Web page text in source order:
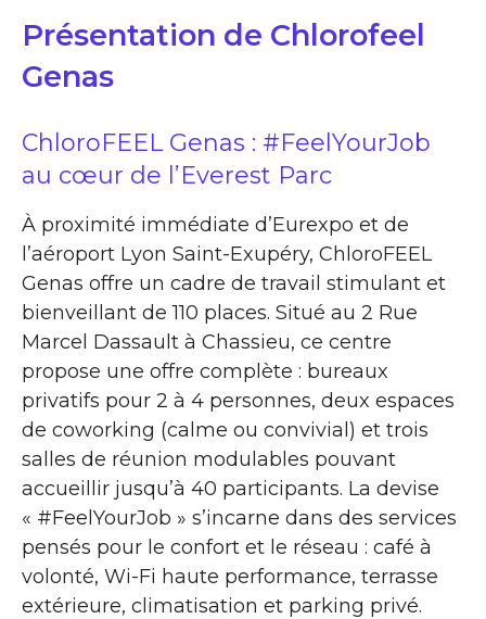
Présentation de Chlorofeel
Genas
ChloroFEEL Genas : #FeelYourJob
au cœur de l’Everest Parc
À proximité immédiate d’Eurexpo et de
l’aéroport Lyon Saint-Exupéry, ChloroFEEL
Genas offre un cadre de travail stimulant et
bienveillant de 110 places. Situé au 2 Rue
Marcel Dassault à Chassieu, ce centre
propose une offre complète : bureaux
privatifs pour 2 à 4 personnes, deux espaces
de coworking (calme ou convivial) et trois
salles de réunion modulables pouvant
accueillir jusqu’à 40 participants. La devise
« #FeelYourJob » s’incarne dans des services
pensés pour le confort et le réseau : café à
volonté, Wi-Fi haute performance, terrasse
extérieure, climatisation et parking privé.